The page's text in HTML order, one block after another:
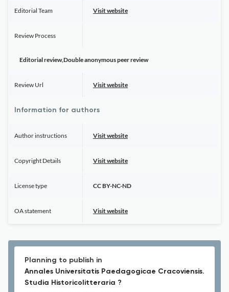
Editorial Team Visit website
Review Process
Editorial review,Double anonymous peer review
Review Url Visit website
Information for authors
Author instructions Visit website
Copyright Details Visit website
License type CC BY-NC-ND
OA statement Visit website
Planning to publish in
Annales Universitatis Paedagogicae Cracoviensis.
Studia Historicolitteraria ?